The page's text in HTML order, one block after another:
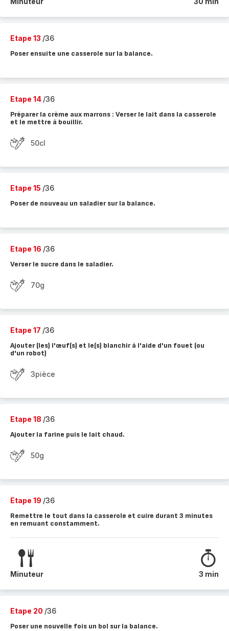
Etape 13 /36
Poser ensuite une casserole sur la balance.
Etape 14 /36
Préparer la crème aux marrons : Verser le lait dans la casserole
et le mettre à bouillir.
50cl
Etape 15 /36
Poser de nouveau un saladier sur la balance.
Etape 16 /36
Verser le sucre dans le saladier.
70g
Etape 17 /36
Ajouter (les) l'œuf(s) et le(s) blanchir à l'aide d'un fouet (ou
d'un robot)
3pièce
Etape 18 /36
Ajouter la farine puis le lait chaud.
50g
Etape 19 /36
Remettre le tout dans la casserole et cuire durant 3 minutes
en remuant constamment.
Minuteur 3 min
Etape 20 /36
Poser une nouvelle fois un bol sur la balance.